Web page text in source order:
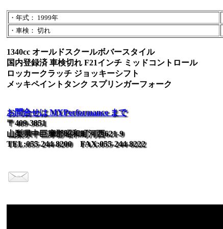
・年式： 1999年
・車検： 切れ
1340cc オールドスクールボバースタイル
国内登録済 車検切れ F21インチ ミッドコントロール
ロッカークラッチ ジョッキーシフト
メッキペイントタンク スプリンガーフォーク
お問合せは MYPerformance まで
〒409-3851
山梨県中巨摩郡昭和町河西621-9
TEL:055-244-8200 FAX:055-244-8222